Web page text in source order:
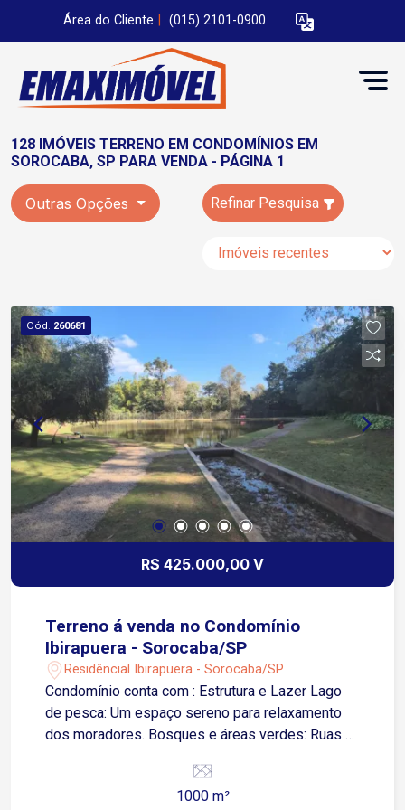
Área do Cliente (015) 2101-0900
128 IMÓVEIS TERRENO EM CONDOMÍNIOS EM
SOROCABA, SP PARA VENDA - PÁGINA 1
Outras Opções Refinar Pesquisa
Cód. 260681
R$ 425.000,00 V
Terreno á venda no Condomínio
Ibirapuera - Sorocaba/SP
Residêncial Ibirapuera - Sorocaba/SP
Condomínio conta com : Estrutura e Lazer Lago
de pesca: Um espaço sereno para relaxamento
dos moradores. Bosques e áreas verdes: Ruas e
devido ao número reduzido de terrenos.
1000 m²